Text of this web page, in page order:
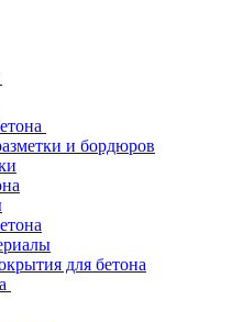
и бордюров
для бетона